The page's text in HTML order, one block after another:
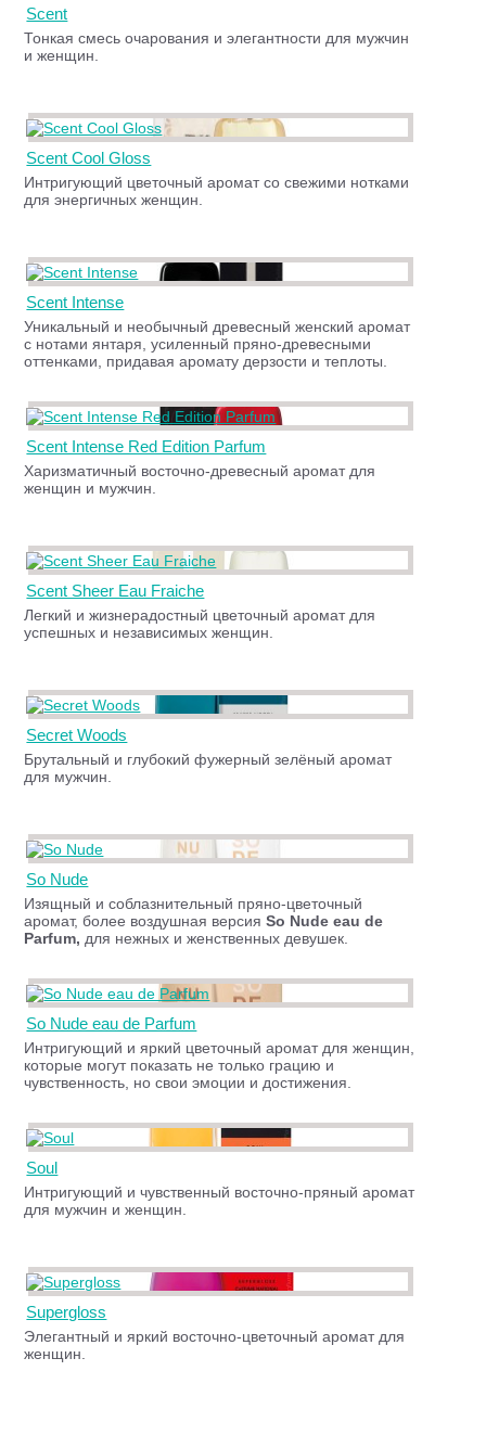
Scent
Тонкая смесь очарования и элегантности для мужчин
и женщин.
Scent Cool Gloss
Интригующий цветочный аромат со свежими нотками
для энергичных женщин.
Scent Intense
Уникальный и необычный древесный женский аромат
с нотами янтаря, усиленный пряно-древесными
оттенками, придавая аромату дерзости и теплоты.
Scent Intense Red Edition Parfum
Харизматичный восточно-древесный аромат для
женщин и мужчин.
Scent Sheer Eau Fraiche
Легкий и жизнерадостный цветочный аромат для
успешных и независимых женщин.
Secret Woods
Брутальный и глубокий фужерный зелёный аромат
для мужчин.
So Nude
Изящный и соблазнительный пряно-цветочный
аромат, более воздушная версияSo Nude eau de
Parfum, для нежных и женственных девушек.
So Nude eau de Parfum
Интригующий и яркий цветочный аромат для женщин,
которые могут показать не только грацию и
чувственность, но свои эмоции и достижения.
Soul
Интригующий и чувственный восточно-пряный аромат
для мужчин и женщин.
Supergloss
Элегантный и яркий восточно-цветочный аромат для
женщин.